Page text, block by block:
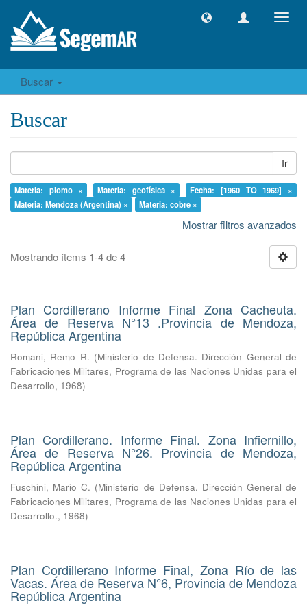
Buscar
Buscar
Ir
Materia: plomo × Materia: geofísica ×
Fecha: [1960 TO 1969] ×
Materia: Mendoza (Argentina) ×
Materia: cobre ×
Mostrar filtros avanzados
Mostrando ítems 1-4 de 4
Plan Cordillerano Informe Final Zona Cacheuta.
Área de Reserva N°13 .Provincia de Mendoza,
República Argentina
Romani, Remo R. (Ministerio de Defensa. Dirección General de
Fabricaciones Militares, Programa de las Naciones Unidas para el
Desarrollo, 1968)
Plan Cordillerano. Informe Final. Zona Infiernillo,
Área de Reserva N°26. Provincia de Mendoza,
República Argentina
Fuschini, Mario C. (Ministerio de Defensa. Dirección General de
Fabricaciones Militares, Programa de las Naciones Unidas para el
Desarrollo., 1968)
Plan Cordillerano Informe Final, Zona Río de las
Vacas. Área de Reserva N°6, Provincia de Mendoza
República Argentina